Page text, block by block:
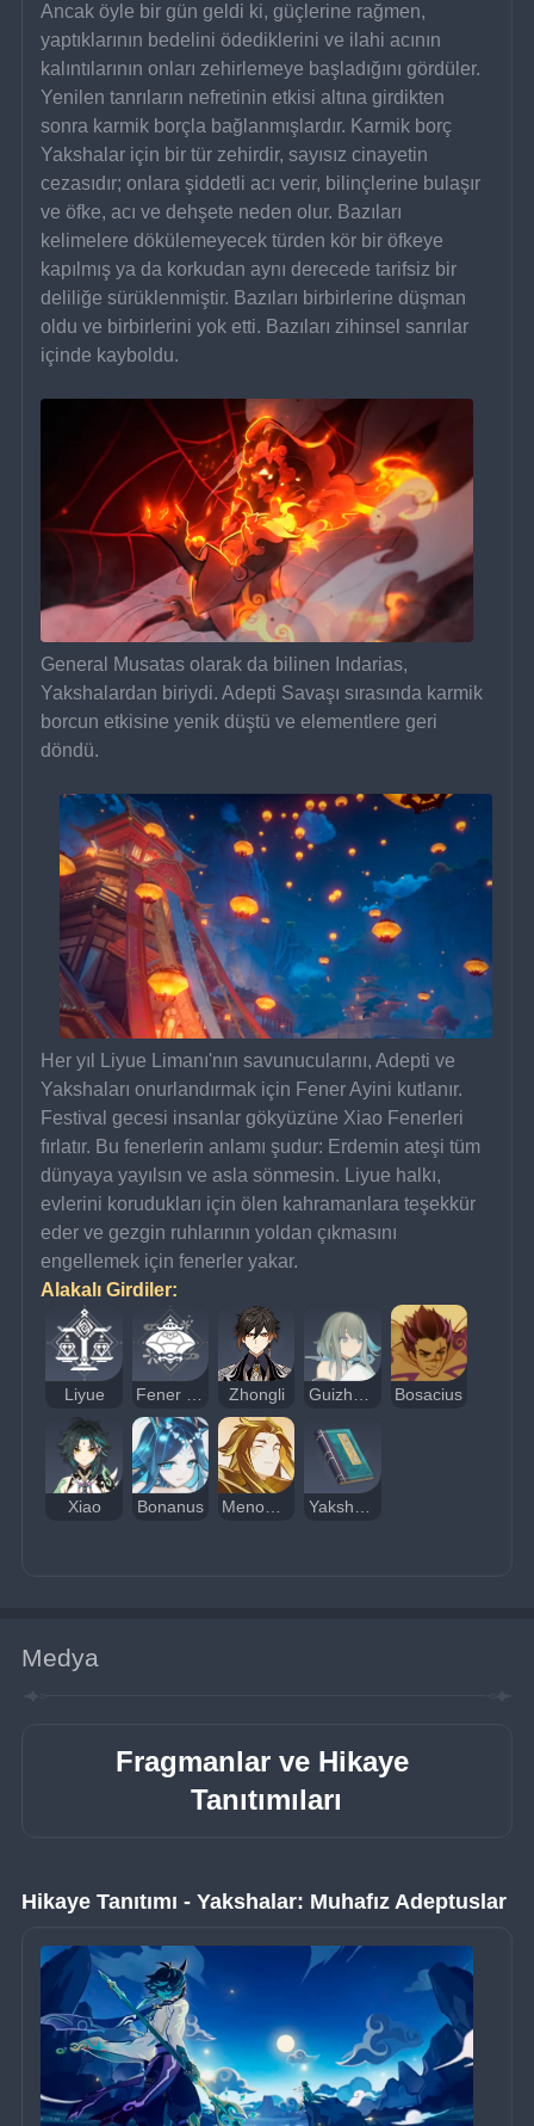
Ancak öyle bir gün geldi ki, güçlerine rağmen,
yaptıklarının bedelini ödediklerini ve ilahi acının
kalıntılarının onları zehirlemeye başladığını gördüler.
Yenilen tanrıların nefretinin etkisi altına girdikten
sonra karmik borçla bağlanmışlardır. Karmik borç
Yakshalar için bir tür zehirdir, sayısız cinayetin
cezasıdır; onlara şiddetli acı verir, bilinçlerine bulaşır
ve öfke, acı ve dehşete neden olur. Bazıları
kelimelere dökülemeyecek türden kör bir öfkeye
kapılmış ya da korkudan aynı derecede tarifsiz bir
deliliğe sürüklenmiştir. Bazıları birbirlerine düşman
oldu ve birbirlerini yok etti. Bazıları zihinsel sanrılar
içinde kayboldu.
General Musatas olarak da bilinen Indarias,
Yakshalardan biriydi. Adepti Savaşı sırasında karmik
borcun etkisine yenik düştü ve elementlere geri
döndü.
Her yıl Liyue Limanı'nın savunucularını, Adepti ve
Yakshaları onurlandırmak için Fener Ayini kutlanır.
Festival gecesi insanlar gökyüzüne Xiao Fenerleri
fırlatır. Bu fenerlerin anlamı şudur: Erdemin ateşi tüm
dünyaya yayılsın ve asla sönmesin. Liyue halkı,
evlerini korudukları için ölen kahramanlara teşekkür
eder ve gezgin ruhlarının yoldan çıkmasını
engellemek için fenerler yakar.
Alakalı Girdiler:
Liyue Zhongli Bosacius
Xiao Bonanus
Medya
Fragmanlar ve Hikaye
Tanıtımıları
Hikaye Tanıtımı - Yakshalar: Muhafız Adeptuslar